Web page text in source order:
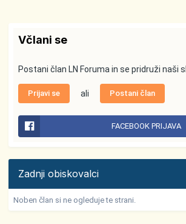
Včlani se
Postani član LN Foruma in se pridruži naši
Prijavi se ali Postani član
FACEBOOK PRIJAVA
Zadnji obiskovalci
Noben član si ne ogleduje te strani.